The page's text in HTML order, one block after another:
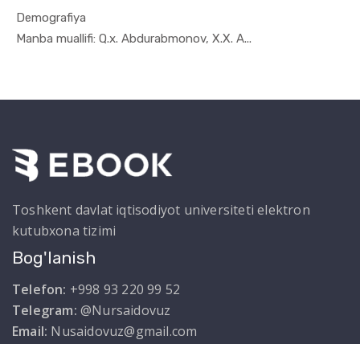
Demografiya
Manba muallifi: Q.x. Abdurabmonov, X.X. A...
In Demogra...
Toshkent davlat iqtisodiyot universiteti elektron
kutubxona tizimi
Bog'lanish
Telefon: +998 93 220 99 52
Telegram: @Nursaidovuz
Email: Nusaidovuz@gmail.com